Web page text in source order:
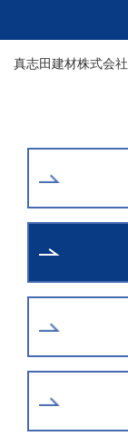
真志田建材株式会社